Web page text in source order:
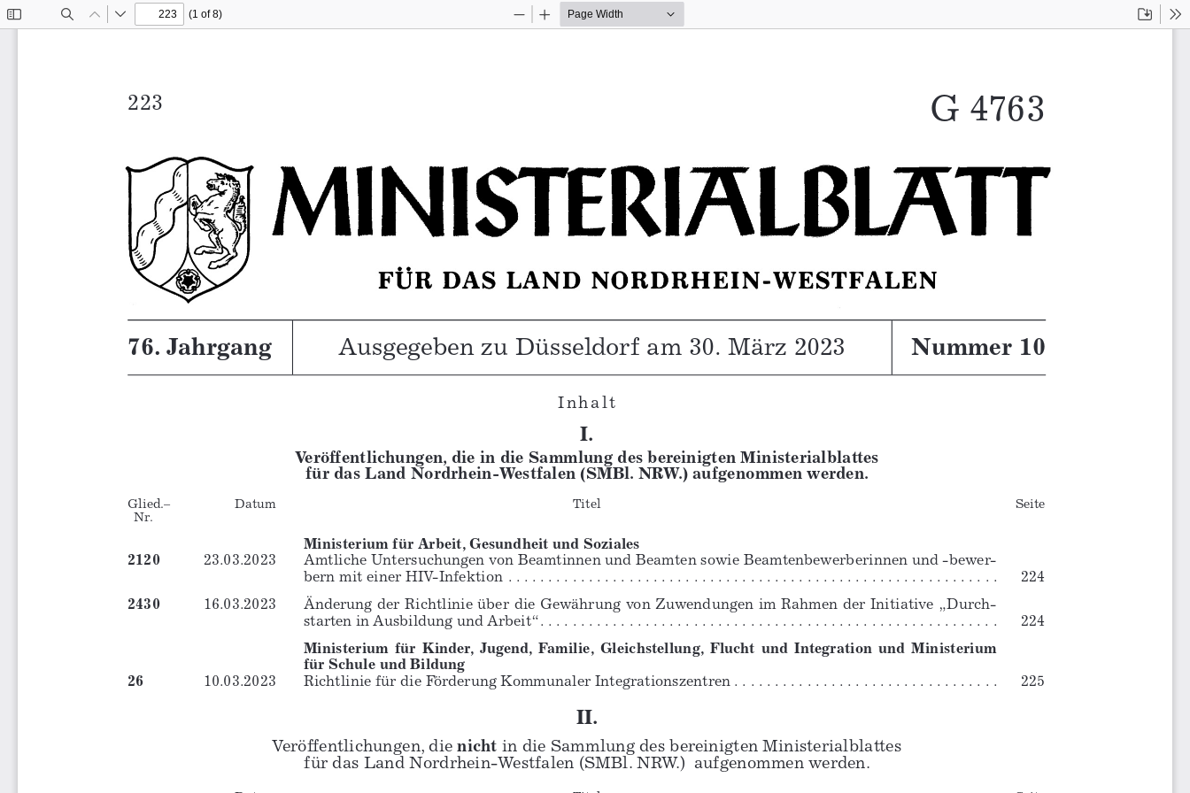
Previous
Next
(1 of 8)
Zoom
Zoom
223
G 4763223
I n h a l t
I.
Veröffentlichungen, die in die Sammlung des bereinigten Ministerialblattes
für das Land Nordrhein-Westfalen (SMBl. NRW.) aufgenommen werden.
Glied.– Datum Titel
Seite
  Nr.
Ministerium für Arbeit, Gesundheit und Soziales
2120
23.03.2023
Amtliche Untersuchungen von Beamtinnen und Beamten sowie Beamtenbewerberinnen und -bewer-
bern mit einer HIV-Infektion . . . . . . . . . . . . . . . . . . . . . . . . . . . . . . . . . . . . . . . . . . . . . . . . . . . . . . . . . . . . .
224
2430
16.03.2023
Änderung der Richtlinie über die Gewährung von Zuwendungen im Rahmen der Initiative „Durch-
starten in Ausbildung und Arbeit“ . . . . . . . . . . . . . . . . . . . . . . . . . . . . . . . . . . . . . . . . . . . . . . . . . . . . . . . . .
224
Ministerium  für  Kinder,  Jugend,  Familie,  Gleichstellung,  Flucht  und  Integration  und  Ministerium
für Schule und Bildung
26
10.03.2023 Richtlinie für die Förderung Kommunaler Integrationszentren . . . . . . . . . . . . . . . . . . . . . . . . . . . . . . . . . 225
II.
Veröffentlichungen, die nicht in die Sammlung des bereinigten Ministerialblattes
für das Land Nordrhein-Westfalen (SMBl. NRW.)  aufgenommen werden.
76. Jahrgang Ausgegeben zu Düsseldorf am 30. März 2023 Nummer 10